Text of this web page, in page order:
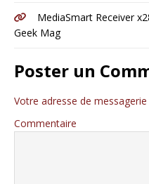
MediaSmart Receiver
Geek Mag
Poster un
Votre adresse de
Commentaire